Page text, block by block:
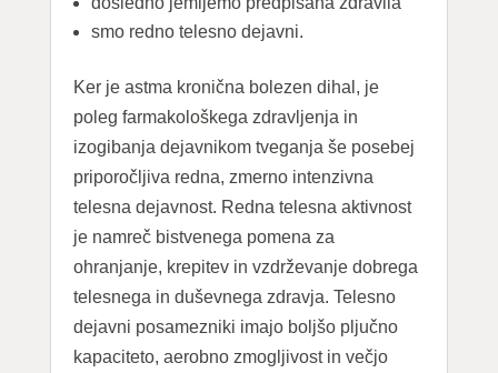
smo redno telesno dejavni.
Ker je astma kronična bolezen dihal, je
poleg farmakološkega zdravljenja in
izogibanja dejavnikom tveganja še posebej
priporočljiva redna, zmerno intenzivna
telesna dejavnost. Redna telesna aktivnost
je namreč bistvenega pomena za
ohranjanje, krepitev in vzdrževanje dobrega
telesnega in duševnega zdravja. Telesno
dejavni posamezniki imajo boljšo pljučno
kapaciteto, aerobno zmogljivost in večjo